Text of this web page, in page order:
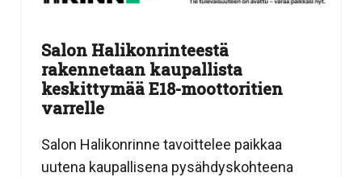
Salon Halikonrinteestä
rakennetaan kaupallista
keskittymää E18-moottoritien
varrelle
Salon Halikonrinne tavoittelee paikkaa
uutena kaupallisena pysähdyskohteena